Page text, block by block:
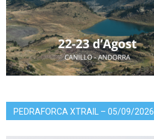
PEDRAFORCA XTRAIL – 05/09/2026